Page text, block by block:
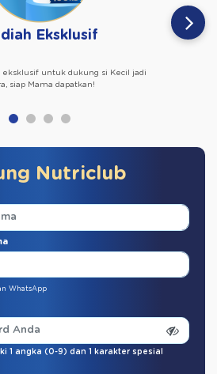
Eksklusif
eksklusif untuk dukung si Kecil jadi
siap Mama dapatkan!
Nutriclub
WhatsApp
1 angka (0-9) dan 1 karakter spesial